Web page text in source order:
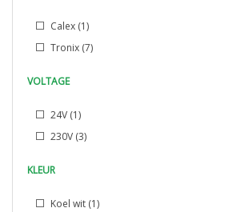
Calex (1)
Tronix (7)
VOLTAGE
24V (1)
230V (3)
KLEUR
Koel wit (1)